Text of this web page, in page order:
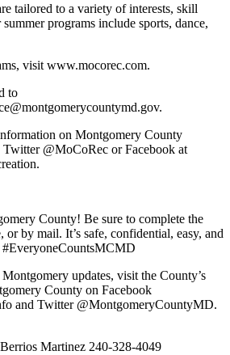
tailored to a variety of interests, skill
programs include sports, dance,
visit www.mocorec.com.
to
on Montgomery County
@MoCoRec or Facebook at
County! Be sure to complete the
or by mail. It’s safe, confidential, easy, and
#EveryoneCountsMCMD
updates, visit the County’s
County on Facebook
and Twitter @MontgomeryCountyMD.
Martinez 240-328-4049